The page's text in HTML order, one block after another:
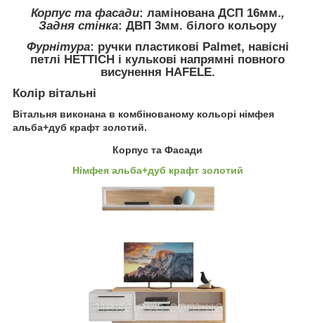
Корпус та фасади: ламінована ДСП 16мм.,
Задня стінка: ДВП 3мм. білого кольору
Фурнітура: ручки пластикові Palmet, навісні
петлі HETTICH і кулькові напрямні повного
висунення HAFELE.
Колір вітальні
Вітальня виконана в комбінованому кольорі німфея
альба+дуб крафт золотий.
Корпус та Фасади
Німфея альба+дуб крафт золотий